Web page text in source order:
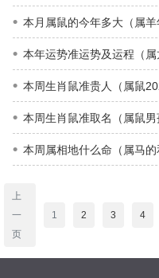
本月属鼠的今年多大（属羊
本年运势准运势及运程（属
本周生肖鼠准贵人（属鼠
本周生肖鼠准取名（属鼠男
本周属相地什么命（属马的
上
一
页
1 2 3 4